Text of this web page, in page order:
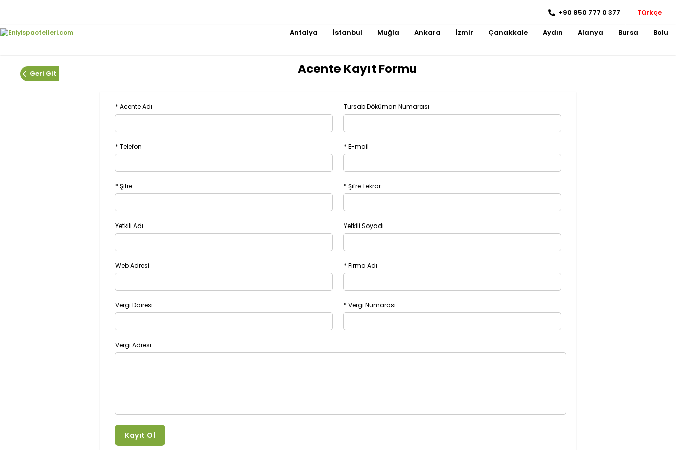
+90 850 777 0 377 Türkçe
Antalya İstanbul Muğla Ankara İzmir Çanakkale Aydın Alanya Bursa Bolu
Geri Git Acente Kayıt Formu
* Acente Adı Tursab Döküman Numarası
* Telefon * E-mail
* Şifre * Şifre Tekrar
Yetkili Adı Yetkili Soyadı
Web Adresi * Firma Adı
Vergi Dairesi * Vergi Numarası
Vergi Adresi